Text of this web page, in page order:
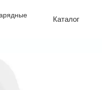
Каталог